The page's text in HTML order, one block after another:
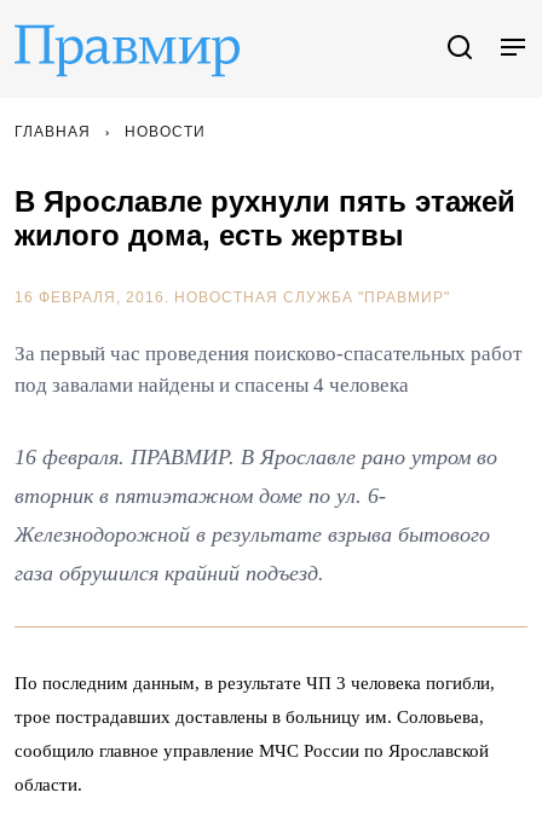
ГЛАВНАЯ НОВОСТИ
В Ярославле рухнули пять этажей
жилого дома, есть жертвы
16 ФЕВРАЛЯ, 2016. НОВОСТНАЯ СЛУЖБА "ПРАВМИР"
За первый час проведения поисково-спасательных работ
под завалами найдены и спасены 4 человека
16 февраля. ПРАВМИР. В Ярославле рано утром во
вторник в пятиэтажном доме по ул. 6-
Железнодорожной в результате взрыва бытового
газа обрушился крайний подъезд.
По последним данным, в результате ЧП 3 человека погибли,
трое пострадавших доставлены в больницу им. Соловьева,
сообщило главное управление МЧС России по Ярославской
области.